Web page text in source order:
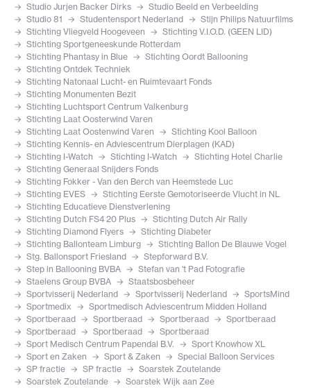
Studio Jurjen Backer Dirks
Studio Beeld en Verbeelding
Studio 81
Studentensport Nederland
Stijn Philips Natuurfilms
Stichting Vliegveld Hoogeveen
Stichting V.I.O.D. (GEEN LID)
Stichting Sportgeneeskunde Rotterdam
Stichting Phantasy in Blue
Stichting Oordt Ballooning
Stichting Ontdek Techniek
Stichting Natonaal Lucht- en Ruimtevaart Fonds
Stichting Monumenten Bezit
Stichting Luchtsport Centrum Valkenburg
Stichting Laat Oosterwind Varen
Stichting Laat Oostenwind Varen
Stichting Kool Balloon
Stichting Kennis- en Adviescentrum Dierplagen (KAD)
Stichting I-Watch
Stichting I-Watch
Stichting Hotel Charlie
Stichting Generaal Snijders Fonds
Stichting Fokker - Van den Berch van Heemstede Luc
Stichting EVES
Stichting Eerste Gemotoriseerde Vlucht in NL
Stichting Educatieve Dienstverlening
Stichting Dutch FS4 20 Plus
Stichting Dutch Air Rally
Stichting Diamond Flyers
Stichting Diabeter
Stichting Ballonteam Limburg
Stichting Ballon De Blauwe Vogel
Stg. Ballonsport Friesland
Stepforward B.V.
Step in Ballooning BVBA
Stefan van 't Pad Fotografie
Staelens Group BVBA
Staatsbosbeheer
Sportvisserij Nederland
Sportvisserij Nederland
SportsMind
Sportmedix
Sportmedisch Adviescentrum Midden Holland
Sportberaad
Sportberaad Sportberaad
Sportberaad
Sportberaad
Sportberaad
Sportberaad
Sport Medisch Centrum Papendal B.V.
Sport Knowhow XL
Sport en Zaken
Sport & Zaken
Special Balloon Services
SP fractie
SP fractie
Soarstek Zoutelande
Soarstek Zoutelande
Soarstek Wijk aan Zee